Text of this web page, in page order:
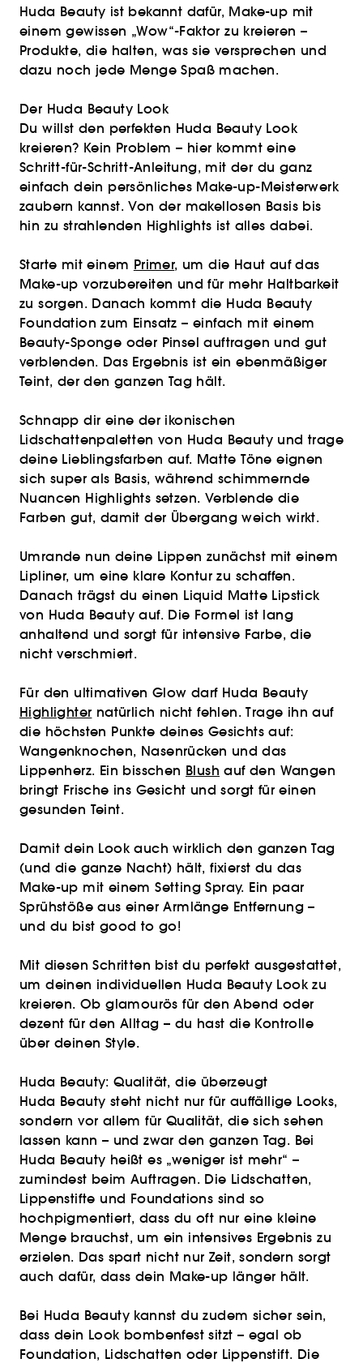
Huda Beauty ist bekannt dafür, Make-up mit
einem gewissen „Wow“-Faktor zu kreieren –
Produkte, die halten, was sie versprechen und
dazu noch jede Menge Spaß machen.
Der Huda Beauty Look
Du willst den perfekten Huda Beauty Look
kreieren? Kein Problem – hier kommt eine
Schritt-für-Schritt-Anleitung, mit der du ganz
einfach dein persönliches Make-up-Meisterwerk
zaubern kannst. Von der makellosen Basis bis
hin zu strahlenden Highlights ist alles dabei.
Starte mit einem Primer, um die Haut auf das
Make-up vorzubereiten und für mehr Haltbarkeit
zu sorgen. Danach kommt die Huda Beauty
Foundation zum Einsatz – einfach mit einem
Beauty-Sponge oder Pinsel auftragen und gut
verblenden. Das Ergebnis ist ein ebenmäßiger
Teint, der den ganzen Tag hält.
Schnapp dir eine der ikonischen
Lidschattenpaletten von Huda Beauty und trage
deine Lieblingsfarben auf. Matte Töne eignen
sich super als Basis, während schimmernde
Nuancen Highlights setzen. Verblende die
Farben gut, damit der Übergang weich wirkt.
Umrande nun deine Lippen zunächst mit einem
Lipliner, um eine klare Kontur zu schaffen.
Danach trägst du einen Liquid Matte Lipstick
von Huda Beauty auf. Die Formel ist lang
anhaltend und sorgt für intensive Farbe, die
nicht verschmiert.
Für den ultimativen Glow darf Huda Beauty
Highlighter natürlich nicht fehlen. Trage ihn auf
die höchsten Punkte deines Gesichts auf:
Wangenknochen, Nasenrücken und das
Lippenherz. Ein bisschen Blush auf den Wangen
bringt Frische ins Gesicht und sorgt für einen
gesunden Teint.
Damit dein Look auch wirklich den ganzen Tag
(und die ganze Nacht) hält, fixierst du das
Make-up mit einem Setting Spray. Ein paar
Sprühstöße aus einer Armlänge Entfernung –
und du bist good to go!
Mit diesen Schritten bist du perfekt ausgestattet,
um deinen individuellen Huda Beauty Look zu
kreieren. Ob glamourös für den Abend oder
dezent für den Alltag – du hast die Kontrolle
über deinen Style.
Huda Beauty: Qualität, die überzeugt
Huda Beauty steht nicht nur für auffällige Looks,
sondern vor allem für Qualität, die sich sehen
lassen kann – und zwar den ganzen Tag. Bei
Huda Beauty heißt es „weniger ist mehr“ –
zumindest beim Auftragen. Die Lidschatten,
Lippenstifte und Foundations sind so
hochpigmentiert, dass du oft nur eine kleine
Menge brauchst, um ein intensives Ergebnis zu
erzielen. Das spart nicht nur Zeit, sondern sorgt
auch dafür, dass dein Make-up länger hält.
Bei Huda Beauty kannst du zudem sicher sein,
dass dein Look bombenfest sitzt – egal ob
Foundation, Lidschatten oder Lippenstift. Die